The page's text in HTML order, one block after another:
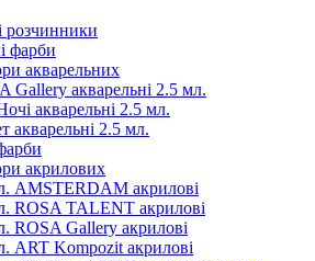
розчинники
фарби
акварельних
Gallery акварельні 2.5 мл.
акварельні 2.5 мл.
акварельні 2.5 мл.
акрилових
AMSTERDAM акрилові
ROSA TALENT акрилові
ROSA Gallery акрилові
ART Kompozit акрилові